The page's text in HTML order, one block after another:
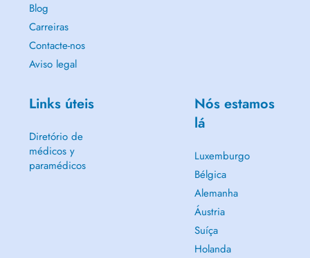
Blog
Carreiras
Contacte-nos
Aviso legal
Links úteis
Diretório de
médicos y
paramédicos
Nós estamos
lá
Luxemburgo
Bélgica
Alemanha
Áustria
Suíça
Holanda